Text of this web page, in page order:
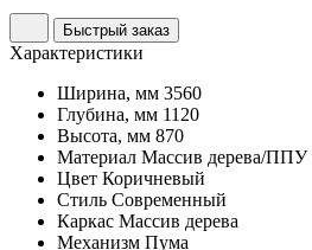
Быстрый заказ
Характеристики
Ширина, мм 3560
Глубина, мм 1120
Высота, мм 870
Материал Массив дерева/ППУ
Цвет Коричневый
Стиль Современный
Каркас Массив дерева
Механизм Пума